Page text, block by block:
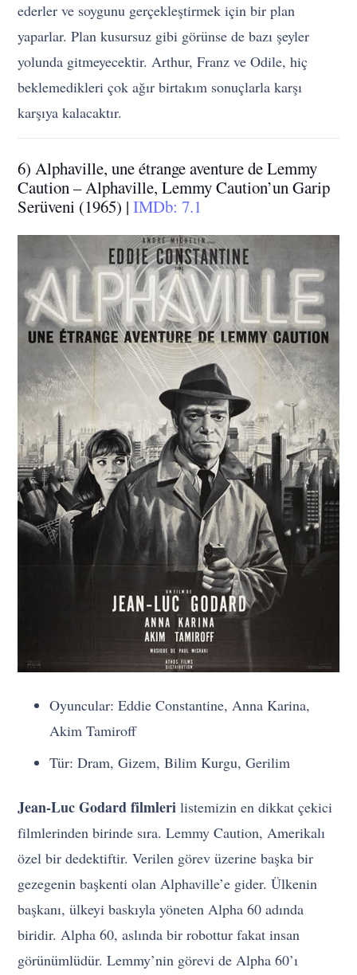
ederler ve soygunu gerçekleştirmek için bir plan
yaparlar. Plan kusursuz gibi görünse de bazı şeyler
yolunda gitmeyecektir. Arthur, Franz ve Odile, hiç
beklemedikleri çok ağır birtakım sonuçlarla karşı
karşıya kalacaktır.
6) Alphaville, une étrange aventure de Lemmy
Caution – Alphaville, Lemmy Caution’un Garip
Serüveni (1965) |IMDb: 7.1
Oyuncular: Eddie Constantine, Anna Karina,
Akim Tamiroff
Tür: Dram, Gizem, Bilim Kurgu, Gerilim
Jean-Luc Godard filmleri listemizin en dikkat çekici
filmlerinden birinde sıra. Lemmy Caution, Amerikalı
özel bir dedektiftir. Verilen görev üzerine başka bir
gezegenin başkenti olan Alphaville’e gider. Ülkenin
başkanı, ülkeyi baskıyla yöneten Alpha 60 adında
biridir. Alpha 60, aslında bir robottur fakat insan
görünümlüdür. Lemmy’nin görevi de Alpha 60’ı